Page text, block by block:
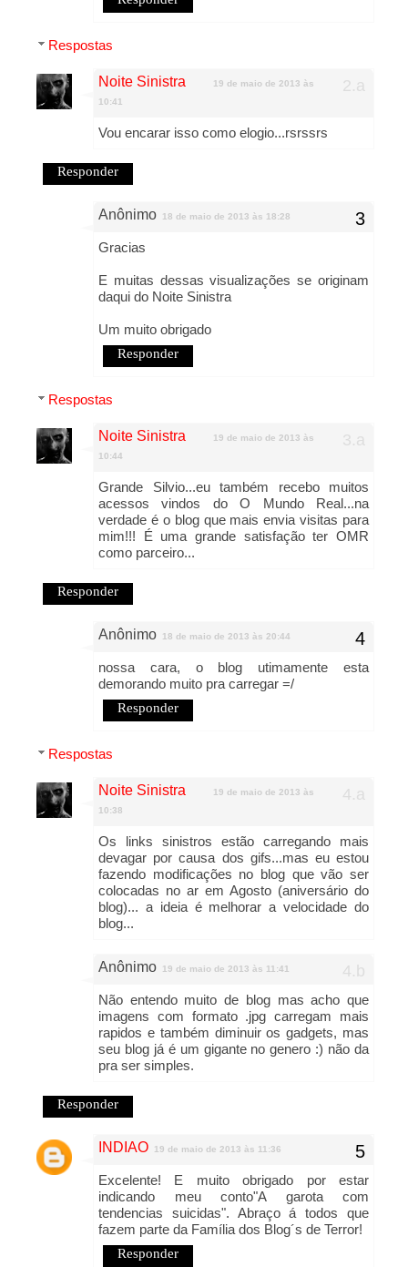
Respostas
Noite Sinistra
19 de maio de 2013 às
10:41
Vou encarar isso como elogio...rsrssrs
Responder
Anônimo 18 de maio de 2013 às 18:28
Gracias
E muitas dessas visualizações se originam
daqui do Noite Sinistra
Um muito obrigado
Responder
Respostas
Noite Sinistra
19 de maio de 2013 às
10:44
Grande Silvio...eu também recebo muitos
acessos vindos do O Mundo Real...na
verdade é o blog que mais envia visitas para
mim!!! É uma grande satisfação ter OMR
como parceiro...
Responder
Anônimo 18 de maio de 2013 às 20:44
nossa cara, o blog utimamente esta
demorando muito pra carregar =/
Responder
Respostas
Noite Sinistra
19 de maio de 2013 às
10:38
Os links sinistros estão carregando mais
devagar por causa dos gifs...mas eu estou
fazendo modificações no blog que vão ser
colocadas no ar em Agosto (aniversário do
blog)... a ideia é melhorar a velocidade do
blog...
Anônimo 19 de maio de 2013 às 11:41
Não entendo muito de blog mas acho que
imagens com formato .jpg carregam mais
rapidos e também diminuir os gadgets, mas
seu blog já é um gigante no genero :) não da
pra ser simples.
Responder
INDIAO 19 de maio de 2013 às 11:36
Excelente! E muito obrigado por estar
indicando meu conto"A garota com
tendencias suicidas". Abraço á todos que
fazem parte da Família dos Blog´s de Terror!
Responder